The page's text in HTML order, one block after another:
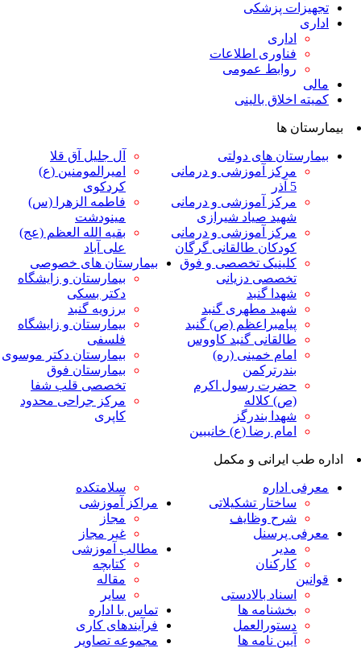
پزشکی
اطلاعات
عمومی
بالینی
های دولتی
آموزشی و درمانی
آموزشی و درمانی
صیاد شیرازی
آموزشی و درمانی
طالقانی گرگان
تخصصی و فوق
دزیانی
مطهری گنبد
(ص) گنبد
گنبد کاووس
خمینی (ره)
رسول اکرم
بندرگز
رضا (ع) خانببین
آل جلیل آق قلا
امیرالمومنین (ع)
فاطمه الزهرا (س)
بقیه الله العظم (عج)
علی آباد
بیمارستان های خصوصی
بیمارستان و زایشگاه
برزویه گنبد
بیمارستان و زایشگاه
فلسفی
بیمارستان دکتر موسوی
بیمارستان فوق
تخصصی قلب شفا
مرکز جراحی محدود
و مکمل
تشکیلاتی
وظایف
بالادستی
ها
نامه ها
مراکز آموزشی
مطالب آموزشی
تماس با اداره
فرآیندهای کاری
مجموعه تصاویر